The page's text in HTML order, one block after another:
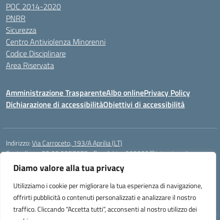
Diamo valore alla tua privacy
Utilizziamo i cookie per migliorare la tua esperienza di navigazione,
offrirti pubblicità o contenuti personalizzati e analizzare il nostro
traffico. Cliccando “Accetta tutti”, acconsenti al nostro utilizzo dei
POC 2014-2020
PNRR
Sicurezza
Centro Antiviolenza Minorenni
Codice Disciplinare
Area Riservata
Amministrazione TrasparenteAlbo onlinePrivacy Policy
Dichiarazione di accessibilitàObiettivi di accessibilità
Indirizzo:Via Carroceto, 193/A Aprilia (LT)
Centralino:+39 06 9257678 Email:Ltps060002@istruzione.it
Posta elettronica certificata (PEC): Ltps060002@pec.istruzione.it
Codice fiscale: 91001930592
Codice meccanografico: LTPS060002